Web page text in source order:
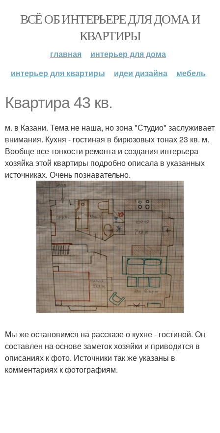
ВСЁ ОБ ИНТЕРЬЕРЕ ДЛЯ ДОМА И
КВАРТИРЫ
главная
интерьер для дома
интерьер для квартиры
идеи дизайна мебель
Квартира 43 кв.
м. в Казани. Тема не наша, но зона "Студио" заслуживает
внимания. Кухня - гостиная в бирюзовых тонах 23 кв. м.
Вообще все тонкости ремонта и создания интерьера
хозяйка этой квартиры подробно описала в указанных
источниках. Очень познавательно.
Мы же остановимся на рассказе о кухне - гостиной. Он
составлен на основе заметок хозяйки и приводится в
описаниях к фото. Источники так же указаны в
комментариях к фотографиям.